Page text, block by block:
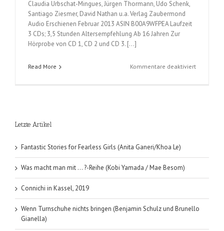
Claudia Urbschat-Mingues, Jürgen Thormann, Udo Schenk,
Santiago Ziesmer, David Nathan u.a. Verlag Zaubermond
Audio Erschienen Februar 2013 ASIN B00A9WFPEA Laufzeit
3 CDs; 3,5 Stunden Altersempfehlung Ab 16 Jahren Zur
Hörprobe von CD 1, CD 2 und CD 3. […]
Read More Kommentare deaktiviertfür
1-
Letzte Artikel
Fantastic Stories for Fearless Girls (Anita Ganeri/Khoa Le)
Was macht man mit … ?-Reihe (Kobi Yamada / Mae Besom)
Connichi in Kassel, 2019
Wenn Turnschuhe nichts bringen (Benjamin Schulz und Brunello
Gianella)